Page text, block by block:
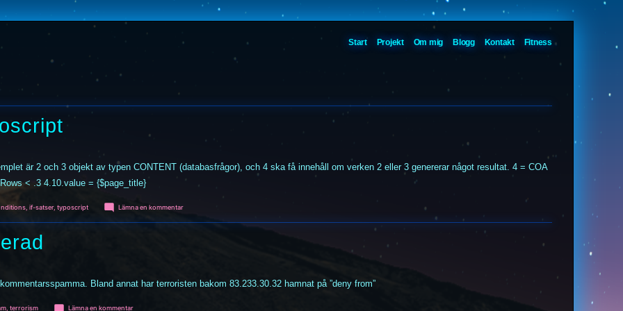
Start Projekt Om mig Blogg Kontakt Fitness
är 2 och 3 objekt av typen CONTENT (databasfrågor), och 4 ska få innehåll om verken 2 eller 3 genererar något resultat. 4 = COA
< .3 4.10.value = {$page_title}
,if-satser,typoscript Lämna en kommentartill
Bland annat har terroristen bakom 83.233.30.32 hamnat på ”deny from”
,terrorism Lämna en kommentartill